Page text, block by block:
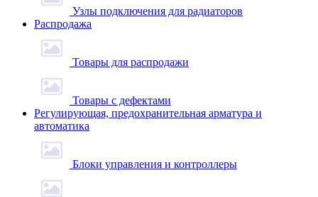
Узлы подключения для радиаторов
Распродажа
Товары для распродажи
Товары с дефектами
Регулирующая, предохранительная арматура и
автоматика
Блоки управления и контроллеры